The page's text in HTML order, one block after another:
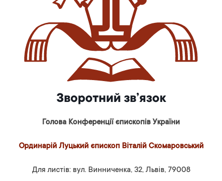
Зворотний зв’язок
Голова Конференції єпископів України
Ординарій Луцький єпископ Віталій Скомаровський
Для листів: вул. Винниченка, 32, Львів, 79008